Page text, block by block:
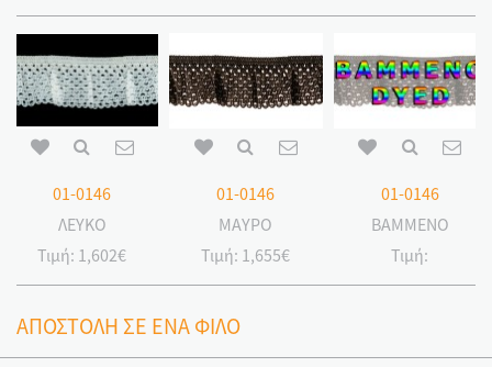
01-0146
ΛΕΥΚΟ
Τιμή: 1,602€
01-0146
ΜΑΥΡΟ
Τιμή: 1,655€
01-0146
ΒΑΜΜΕΝΟ
Τιμή:
ΑΠΟΣΤΟΛΗ ΣΕ ΕΝΑ ΦΙΛΟ